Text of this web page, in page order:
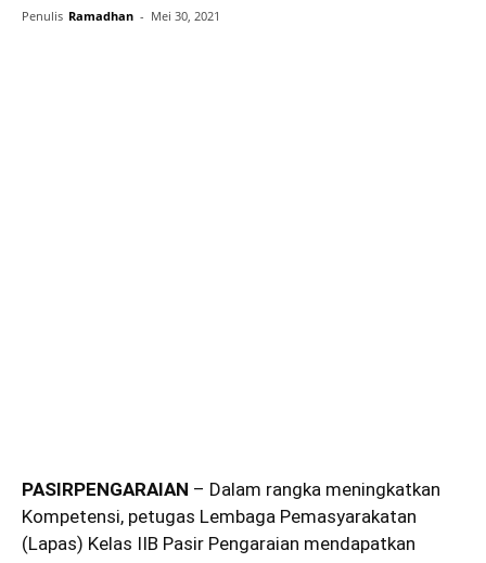
Penulis Ramadhan - Mei 30, 2021
PASIRPENGARAIAN – Dalam rangka meningkatkan
Kompetensi, petugas Lembaga Pemasyarakatan
(Lapas) Kelas IIB Pasir Pengaraian mendapatkan